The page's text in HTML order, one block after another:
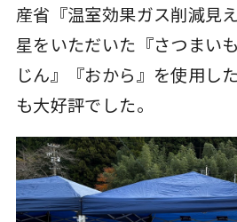
産省『温室効果ガス削減見
星をいただいた『さつまい
じん』『おから』を使用し
も大好評でした。